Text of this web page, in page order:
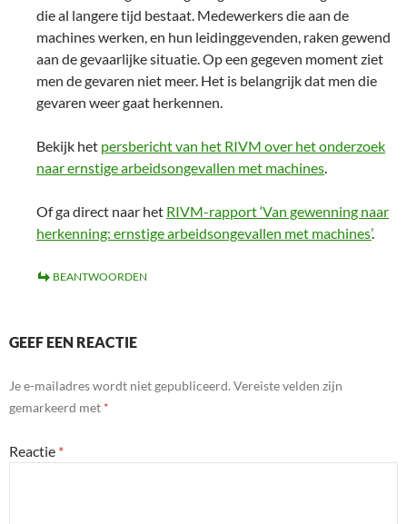
die al langere tijd bestaat. Medewerkers die aan de
machines werken, en hun leidinggevenden, raken gewend
aan de gevaarlijke situatie. Op een gegeven moment ziet
men de gevaren niet meer. Het is belangrijk dat men die
gevaren weer gaat herkennen.
Bekijk het persbericht van het RIVM over het onderzoek
naar ernstige arbeidsongevallen met machines.
Of ga direct naar het RIVM-rapport ‘Van gewenning naar
herkenning: ernstige arbeidsongevallen met machines’.
BEANTWOORDEN
GEEF EEN REACTIE
Je e-mailadres wordt niet gepubliceerd. Vereiste velden zijn
gemarkeerd met *
Reactie *